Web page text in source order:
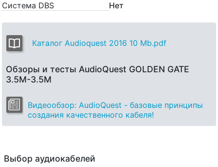
Система DBS
Нет
Каталог Audioquest 2016 10 Mb.pdf
Обзоры и тесты AudioQuest GOLDEN GATE
3.5M-3.5M
Видеообзор: AudioQuest - базовые принципы
создания качественного кабеля!
Выбор аудиокабелей